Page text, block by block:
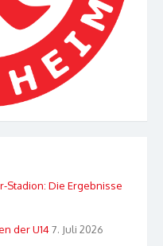
Stadion: Die Ergebnisse
der U14 7. Juli 2026